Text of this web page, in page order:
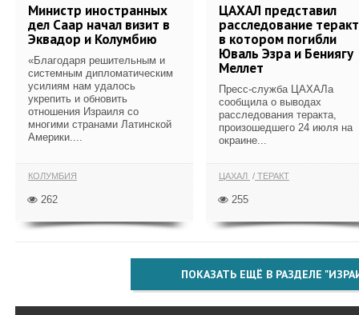
Министр иностранных
дел Саар начал визит в
Эквадор и Колумбию
«Благодаря решительным и
системным дипломатическим
усилиям нам удалось
укрепить и обновить
отношения Израиля со
многими странами Латинской
Америки....
КОЛУМБИЯ
262
ЦАХАЛ представил
расследование
в котором погибли
Юваль Эзра и Бениягу
Меллет
Пресс-служба ЦАХАЛа
сообщила о выводах
расследования теракта,
произошедшего 24 июля на
окраине...
ЦАХАЛ ТЕРАКТ
255
ПОКАЗАТЬ ЕЩЁ В РАЗДЕЛЕ